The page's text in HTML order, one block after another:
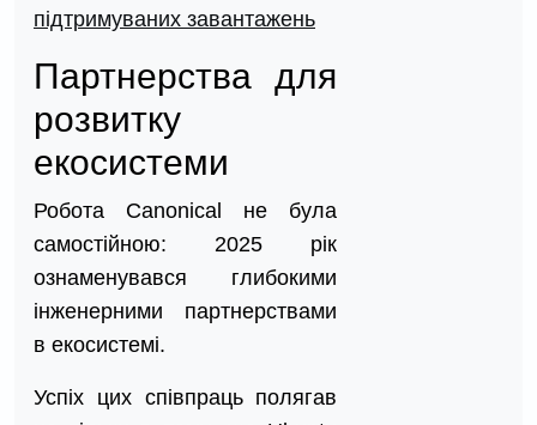
підтримуваних завантажень
Партнерства для
розвитку
екосистеми
Робота Canonical не була
самостійною: 2025 рік
ознаменувався глибокими
інженерними партнерствами
в екосистемі.
Успіх цих співпраць полягав